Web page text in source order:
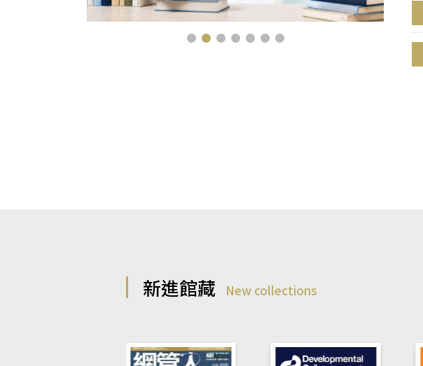
新進館藏 New collections